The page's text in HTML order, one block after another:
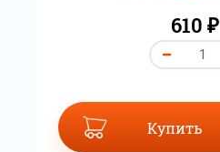
610 ₽
Купить